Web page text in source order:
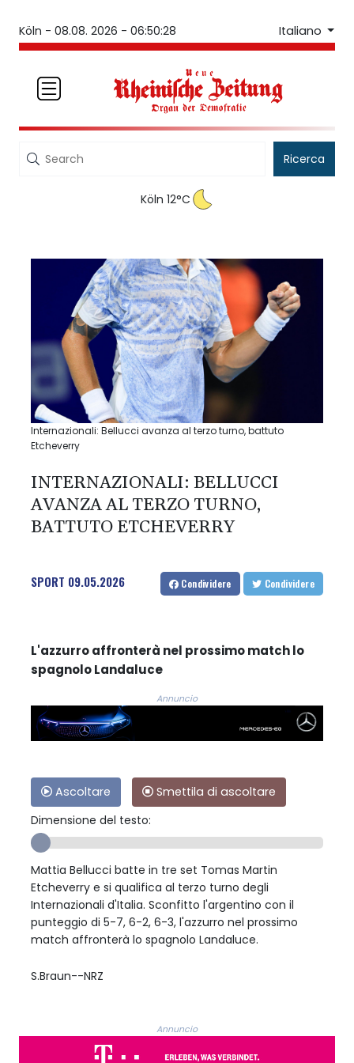
Köln - 08.08. 2026 - 06:50:28 Italiano
Ricerca
Köln 12°C
Internazionali: Bellucci avanza al terzo turno, battuto
Etcheverry
INTERNAZIONALI: BELLUCCI
AVANZA AL TERZO TURNO,
BATTUTO ETCHEVERRY
SPORT 09.05.2026 Condividere Condividere
L'azzurro affronterà nel prossimo match lo
spagnolo Landaluce
Annuncio
Ascoltare
Smettila di ascoltare
Dimensione del testo:
Mattia Bellucci batte in tre set Tomas Martin
Etcheverry e si qualifica al terzo turno degli
Internazionali d'Italia. Sconfitto l'argentino con il
punteggio di 5-7, 6-2, 6-3, l'azzurro nel prossimo
match affronterà lo spagnolo Landaluce.
S.Braun--NRZ
Annuncio